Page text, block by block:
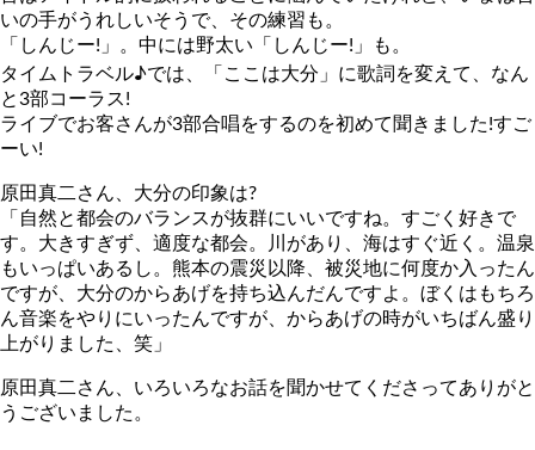
いの手がうれしいそうで、その練習も。
「しんじー!」。中には野太い「しんじー!」も。
タイムトラベル♪では、「ここは大分」に歌詞を変えて、なん
と3部コーラス!
ライブでお客さんが3部合唱をするのを初めて聞きました!すご
ーい!
原田真二さん、大分の印象は?
「自然と都会のバランスが抜群にいいですね。すごく好きで
す。大きすぎず、適度な都会。川があり、海はすぐ近く。温泉
もいっぱいあるし。熊本の震災以降、被災地に何度か入ったん
ですが、大分のからあげを持ち込んだんですよ。ぼくはもちろ
ん音楽をやりにいったんですが、からあげの時がいちばん盛り
上がりました、笑」
原田真二さん、いろいろなお話を聞かせてくださってありがと
うございました。